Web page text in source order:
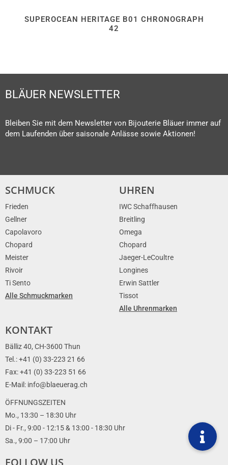
SUPEROCEAN HERITAGE B01 CHRONOGRAPH
42
BLÄUER NEWSLETTER
Bleiben Sie mit dem Newsletter von Bijouterie Bläuer immer auf
dem Laufenden über saisonale Anlässe sowie Aktionen!
SCHMUCK
Frieden
Gellner
Capolavoro
Chopard
Meister
Rivoir
Ti Sento
Alle Schmuckmarken
UHREN
IWC Schaffhausen
Breitling
Omega
Chopard
Jaeger-LeCoultre
Longines
Erwin Sattler
Tissot
Alle Uhrenmarken
KONTAKT
Bälliz 40, CH-3600 Thun
Tel.: +41 (0) 33-223 21 66
Fax: +41 (0) 33-223 51 66
E-Mail: info@blaeuerag.ch
ÖFFNUNGSZEITEN
Mo., 13:30 – 18:30 Uhr
Di - Fr., 9:00 - 12:15 & 13:00 - 18:30 Uhr
Sa., 9:00 – 17:00 Uhr